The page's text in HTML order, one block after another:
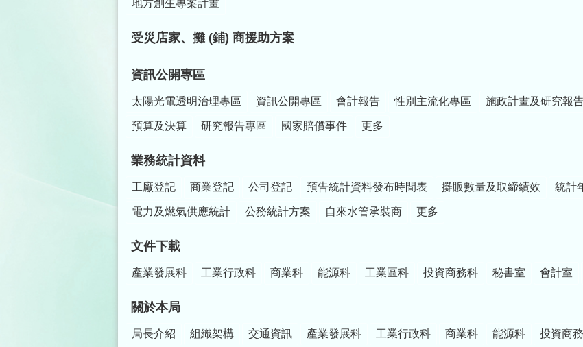
地方創生專案計畫
受災店家、攤 (鋪) 商援助方案
資訊公開專區
太陽光電透明治理專區 資訊公開專區 會計報告 性別主流化專區 施政計畫及研究報
預算及決算 研究報告專區 國家賠償事件 更多
業務統計資料
工廠登記 商業登記 公司登記 預告統計資料發布時間表 攤販數量及取締績效 統計
電力及燃氣供應統計 公務統計方案 自來水管承裝商 更多
文件下載
產業發展科 工業行政科 商業科 能源科 工業區科 投資商務科 秘書室 會計室
關於本局
局長介紹 組織架構 交通資訊 產業發展科 工業行政科 商業科 能源科 投資商